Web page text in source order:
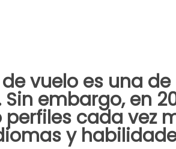
vuelo es una
embargo, en
cada vez
y